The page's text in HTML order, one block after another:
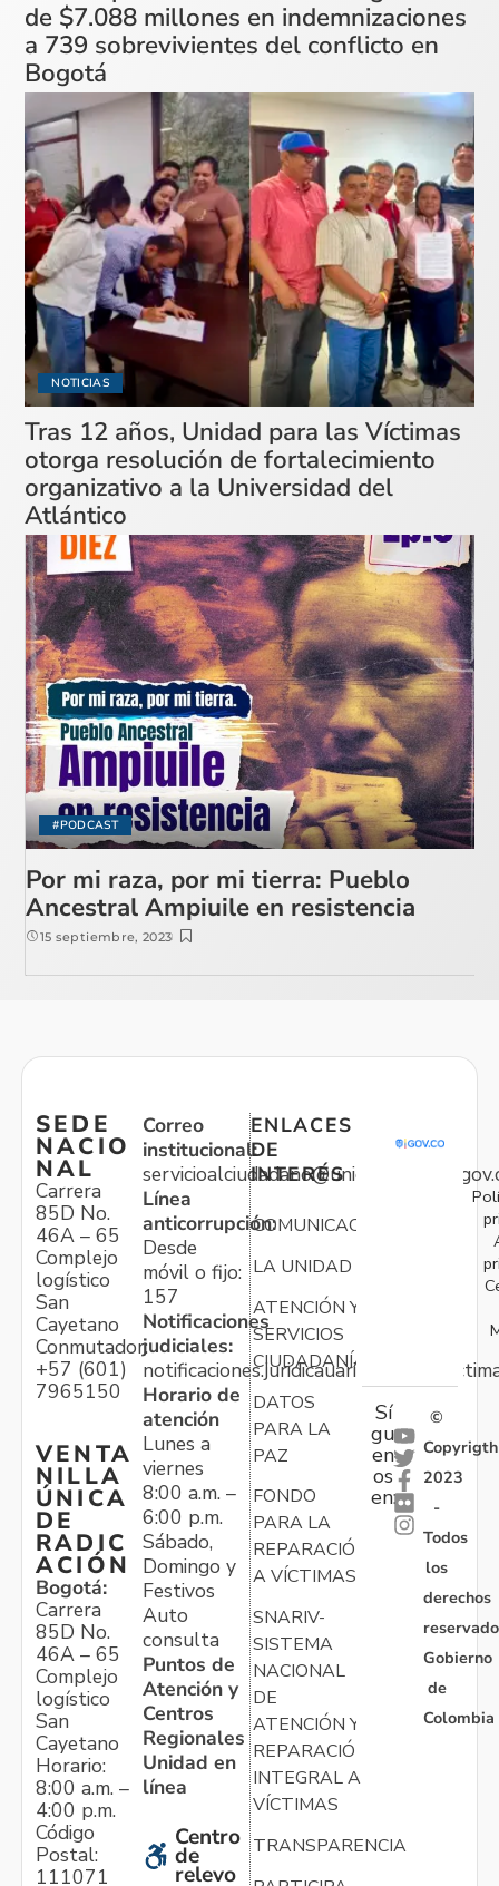
de $7.088 millones en indemnizaciones
a 739 sobrevivientes del conflicto en
Bogotá
NOTICIAS
Tras 12 años, Unidad para las Víctimas
otorga resolución de fortalecimiento
organizativo a la Universidad del
Atlántico
#PODCAST
Por mi raza, por mi tierra: Pueblo
Ancestral Ampiuile en resistencia
15 septiembre, 2023
SEDE
NACIO
NAL
Carrera
85D No.
46A – 65
Complejo
logístico
San
Cayetano
Conmutador:
+57 (601)
7965150
VENTA
NILLA
ÚNICA
DE
RADIC
ACIÓN
Bogotá:
Carrera
85D No.
46A – 65
Complejo
logístico
San
Cayetano
Horario:
8:00 a.m. –
4:00 p.m.
Código
Postal:
111071
Correo
institucional:
Línea
anticorrupción:
Desde
móvil o fijo:
157
Notificaciones
judiciales:
Horario de
atención
Lunes a
viernes
8:00 a.m. –
6:00 p.m.
Sábado,
Domingo y
Festivos
Auto
consulta
Puntos de
Atención y
Centros
Regionales
Unidad en
línea
Centro
de
relevo
ENLACES
DE
INTERÉS
COMUNICACIONES
LA UNIDAD
ATENCIÓN Y
SERVICIOS
CIUDADANÍA
DATOS
PARA LA
PAZ
FONDO
PARA LA
REPARACIÓN
A VÍCTIMAS
SNARIV-
SISTEMA
NACIONAL
DE
ATENCIÓN Y
REPARACIÓN
INTEGRAL A
VÍCTIMAS
TRANSPARENCIA
Sí
gu
en
os
en:
©
Copyrigth
2023
-
Todos
los
derechos
Gobierno
de
Colombia